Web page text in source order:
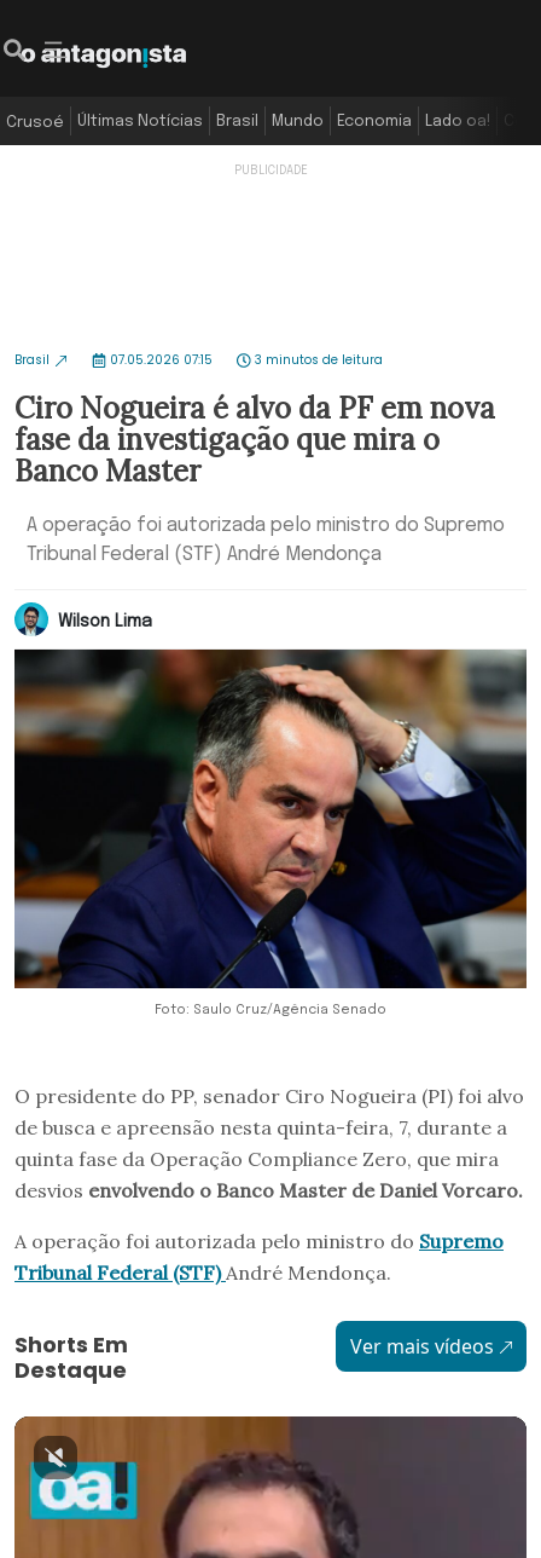
Crusoé Últimas Notícias Brasil Mundo Economia Lado oa!
Brasil 07.05.2026 07:15 3 minutos de leitura
Ciro Nogueira é alvo da PF em nova
fase da investigação que mira o
Banco Master
A operação foi autorizada pelo ministro do Supremo
Tribunal Federal (STF) André Mendonça
Wilson Lima
Foto: Saulo Cruz/Agência Senado
O presidente do PP, senador Ciro Nogueira (PI) foi alvo
de busca e apreensão nesta quinta-feira, 7, durante a
quinta fase da Operação Compliance Zero, que mira
desvios envolvendo o Banco Master de Daniel Vorcaro.
A operação foi autorizada pelo ministro do Supremo
Tribunal Federal (STF) André Mendonça.
Shorts Em
Destaque
Ver mais vídeos